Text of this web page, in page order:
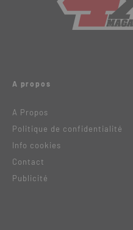
A propos
A Propos
Politique de confidentialité
Info cookies
Contact
Publicité